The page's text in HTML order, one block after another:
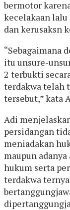
bermotor
kecelakaan
dan kerusaksn
“Sebagaimana
itu unsure-
2 terbukti
terdakwa telah
tersebut,” kata
Adi
persidangan
meniadakan
maupun
hukum serta
terdakwa